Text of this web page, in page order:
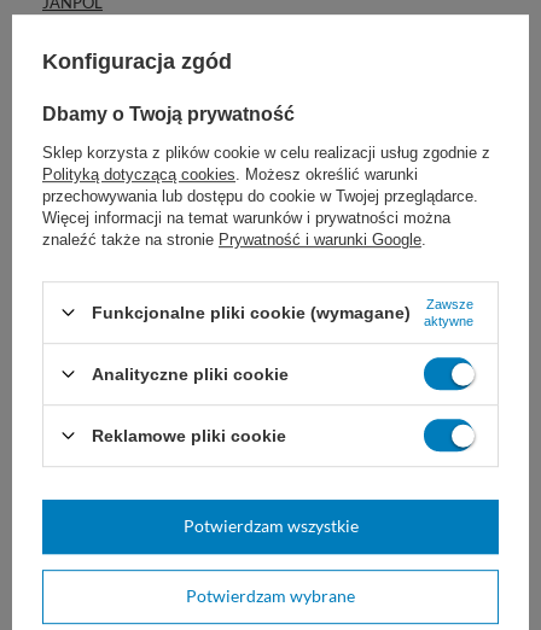
Johnson&Johnson
JOST
KAF GRUP
KAI Medical
KAMED-Plus
Lanxess
Lawton
Leina-Werke
Mana
Konfiguracja zgód
Dbamy o Twoją prywatność
Sklep korzysta z plików cookie w celu realizacji usług zgodnie z
Polityką dotyczącą cookies . Możesz określić warunki
przechowywania lub dostępu do cookie w Twojej przeglądarce.
Więcej informacji na temat warunków i prywatności można
znaleźć także na stronie Prywatność i warunki Google
Funkcjonalne pliki cookie (wymagane)
Zawsze
aktywne
Analityczne pliki cookie
Reklamowe pliki cookie
Potwierdzam wybrane
Potwierdzam wszystkie